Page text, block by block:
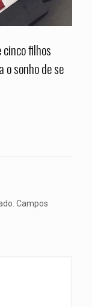
filhos
sonho de se
Campos